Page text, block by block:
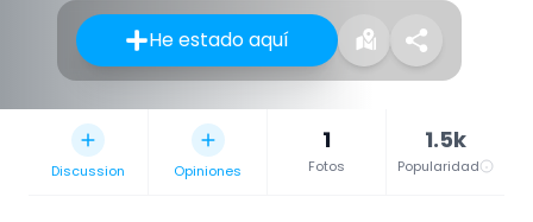
He estado aquí
Discussion Opiniones
1
Fotos
1.5k
Popularidad